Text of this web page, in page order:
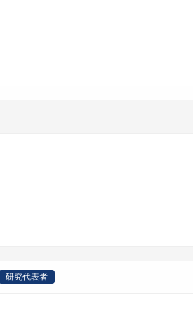
研究代表者